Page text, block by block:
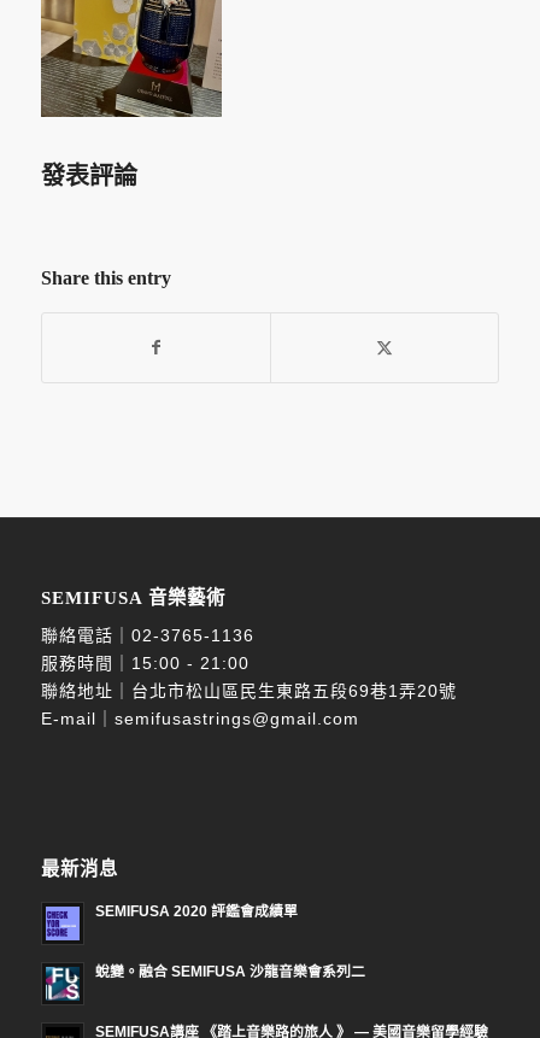
發表評論
Share this entry
SEMIFUSA 音樂藝術
聯絡電話｜ 02-3765-1136
服務時間｜15:00 - 21:00
聯絡地址｜台北市松山區民生東路五段69巷1弄20號
E-mail｜ semifusastrings@gmail.com
最新消息
SEMIFUSA 2020 評鑑會成績單
蛻變。融合 SEMIFUSA 沙龍音樂會系列二
SEMIFUSA講座 《踏上音樂路的旅人 》 — 美國音樂留學經驗